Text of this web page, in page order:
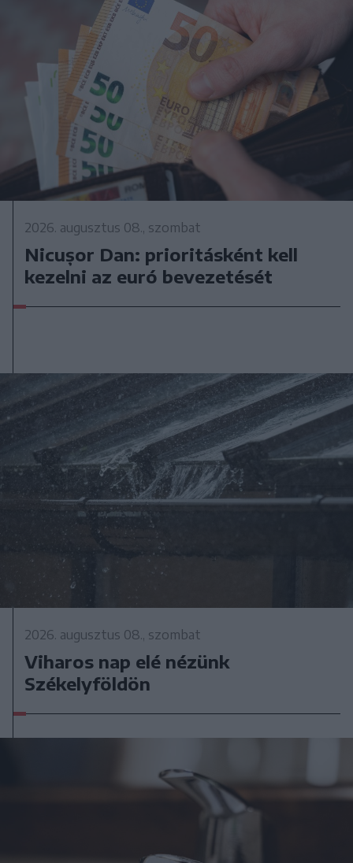
2026. augusztus 08., szombat
Nicușor Dan: prioritásként kell
kezelni az euró bevezetését
2026. augusztus 08., szombat
Viharos nap elé nézünk
Székelyföldön